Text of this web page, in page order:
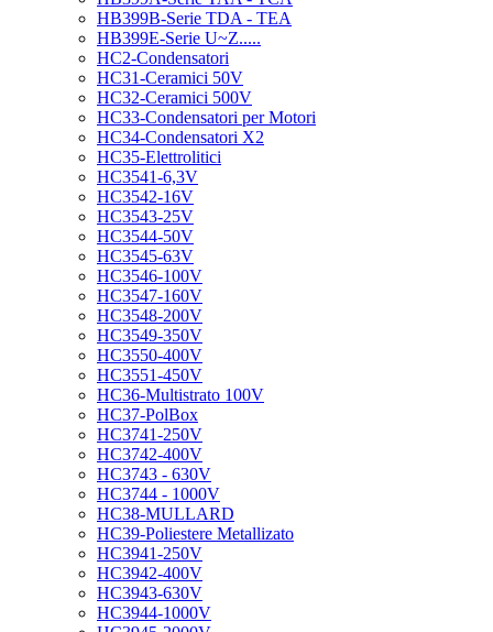
HB399B-Serie TDA - TEA
HB399E-Serie U~Z.....
HC2-Condensatori
HC31-Ceramici 50V
HC32-Ceramici 500V
HC33-Condensatori per Motori
HC34-Condensatori X2
HC35-Elettrolitici
HC3541-6,3V
HC3542-16V
HC3543-25V
HC3544-50V
HC3545-63V
HC3546-100V
HC3547-160V
HC3548-200V
HC3549-350V
HC3550-400V
HC3551-450V
HC36-Multistrato 100V
HC37-PolBox
HC3741-250V
HC3742-400V
HC3743 - 630V
HC3744 - 1000V
HC38-MULLARD
HC39-Poliestere Metallizato
HC3941-250V
HC3942-400V
HC3943-630V
HC3944-1000V